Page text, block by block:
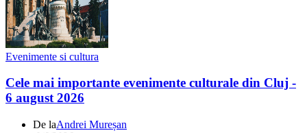
Evenimente si cultura
Cele mai importante evenimente culturale din Cluj -
6 august 2026
De laAndrei Mureșan